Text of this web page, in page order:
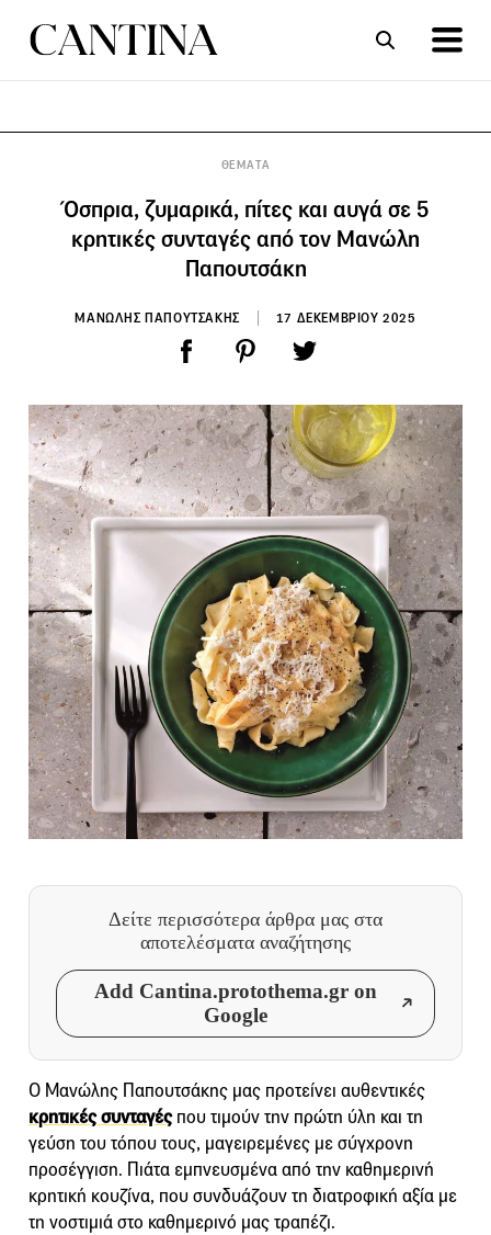
ΘΕΜΑΤΑ
Όσπρια, ζυμαρικά, πίτες και αυγά σε 5
κρητικές συνταγές από τον Μανώλη
Παπουτσάκη
ΜΑΝΩΛΗΣ ΠΑΠΟΥΤΣΑΚΗΣ 17 ΔΕΚΕΜΒΡΙΟΥ 2025
Δείτε περισσότερα άρθρα μας στα
αποτελέσματα αναζήτησης
Add Cantina.protothema.gr on
Google
Ο Μανώλης Παπουτσάκης μας προτείνει αυθεντικές
κρητικές συνταγέςπου τιμούν την πρώτη ύλη και τη
γεύση του τόπου τους, μαγειρεμένες με σύγχρονη
προσέγγιση. Πιάτα εμπνευσμένα από την καθημερινή
κρητική κουζίνα, που συνδυάζουν τη διατροφική αξία με
τη νοστιμιά στο καθημερινό μας τραπέζι.